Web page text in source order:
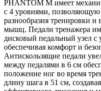
PHANTOM M имеет
с 4 уровнями, позволяющую
разнообразия тренировки и
мышц. Педали тренажера
дисковый педальный узел
обеспечивая комфорт и
Антискользящие педали
между педалями в 6 см
положение ног во время
длину шага в 51 см,